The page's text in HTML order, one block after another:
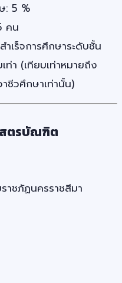
: 5 %
คน
ำเร็จการศึกษาระดับชั้น
า (เทียบเท่าหมายถึง
ชีวศึกษาเท่านั้น)
ตรบัณฑิต
าชภัฏนครราชสีมา